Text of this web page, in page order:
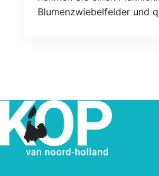
Blumenzwiebelfelder und